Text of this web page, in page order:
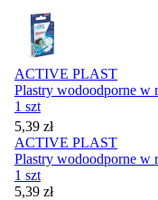
ACTIVE PLAST
Plastry wodoodporne w
1 szt
Cena
5,39 zł
ACTIVE PLAST
Plastry wodoodporne w
1 szt
Cena
5,39 zł